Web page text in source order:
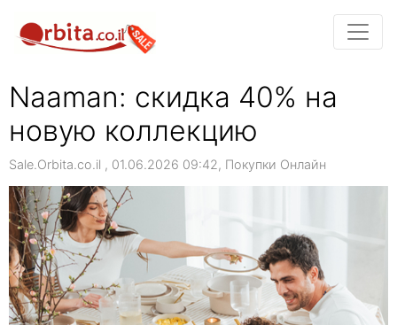
Naaman: скидка 40% на
новую коллекцию
Sale.Orbita.co.il , 01.06.2026 09:42, Покупки Онлайн